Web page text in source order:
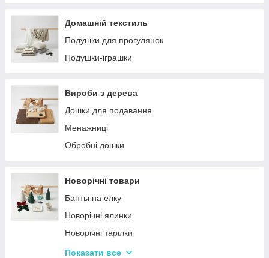
Домашній текстиль
Подушки для прогулянок
Подушки-іграшки
Вироби з дерева
Дошки для подавання
Менажниці
Обробні дошки
Новорічні товари
Банты на елку
Новорічні ялинки
Новорічні тарілки
Новорічні фігурки та статуетки
Показати все